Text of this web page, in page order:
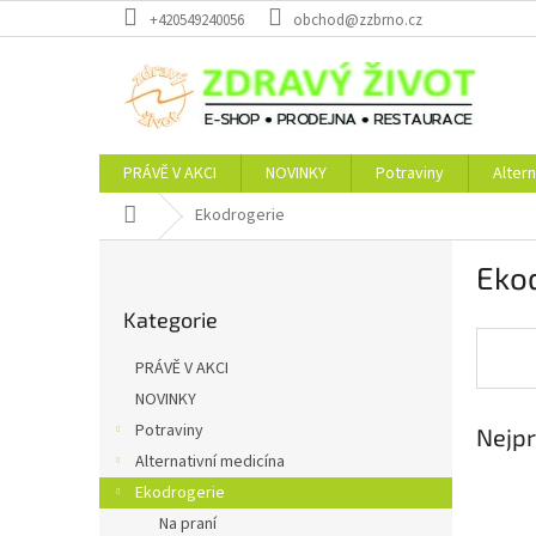
na
+420549240056 obchod@zzbrno.cz
PRÁVĚ V AKCI NOVINKY Potraviny
Domů Ekodrogerie
a
kategorie
Kategorie
PRÁVĚ V AKCI
NOVINKY
Potraviny
Alternativní medicína
Ekodrogerie
Na praní